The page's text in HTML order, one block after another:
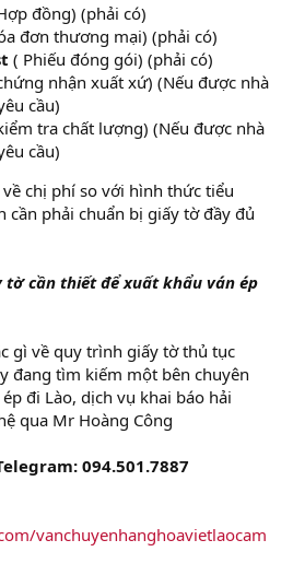
đồng) (phải có)
đơn thương mại) (phải có)
( Phiếu đóng gói) (phải có)
nhận xuất xứ) (Nếu được nhà
cầu)
tra chất lượng) (Nếu được nhà
cầu)
chị phí so với hình thức tiểu
cần phải chuẩn bị giấy tờ đầy đủ
tờ cần thiết để xuất khẩu ván ép
gì về quy trình giấy tờ thủ tục
đang tìm kiếm một bên chuyên
đi Lào, dịch vụ khai báo hải
qua Mr Hoàng Công
094.501.7887
vanchuyenhanghoavietlaocam